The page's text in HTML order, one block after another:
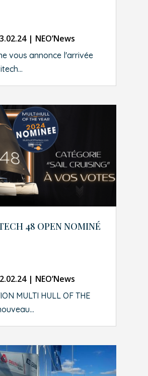
| NEO’News
vous annonce l'arrivée
48 OPEN NOMINÉ
| NEO’News
MULTI HULL OF THE